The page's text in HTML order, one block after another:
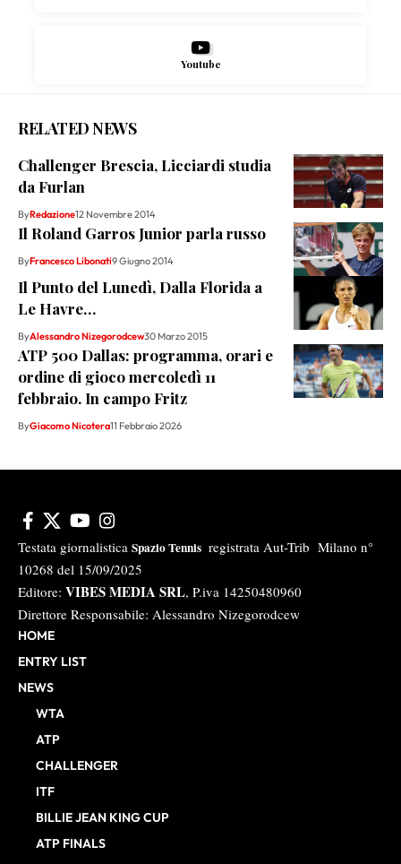
Youtube
RELATED NEWS
Challenger Brescia, Licciardi studia
da Furlan
ByRedazione12 Novembre 2014
Il Roland Garros Junior parla russo
ByFrancesco Libonati9 Giugno 2014
Il Punto del Lunedì, Dalla Florida a
Le Havre…
ByAlessandro Nizegorodcew30 Marzo 2015
ATP 500 Dallas: programma, orari e
ordine di gioco mercoledì 11
febbraio. In campo Fritz
ByGiacomo Nicotera11 Febbraio 2026
Testata giornalistica Spazio Tennis registrata Aut-Trib Milano n°
10268 del 15/09/2025
Editore: VIBES MEDIA SRL, P.iva 14250480960
Direttore Responsabile: Alessandro Nizegorodcew
HOME
ENTRY LIST
NEWS
WTA
ATP
CHALLENGER
ITF
BILLIE JEAN KING CUP
ATP FINALS